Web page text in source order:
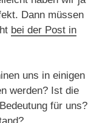
Dann müssen
bei der Post in
uns in einigen
werden? Ist die
für uns?